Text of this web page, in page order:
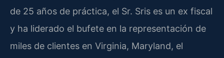
de 25 años de práctica, el Sr. Sris es un ex fiscal
y ha liderado el bufete en la representación de
miles de clientes en Virginia, Maryland, el